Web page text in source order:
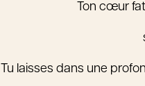
Ton cœur
Tu laisses dans une